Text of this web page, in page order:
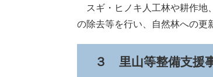
スギ・ヒノキ人工林や耕作地
の除去等を行い、自然林への更
３ 里山等整備支援